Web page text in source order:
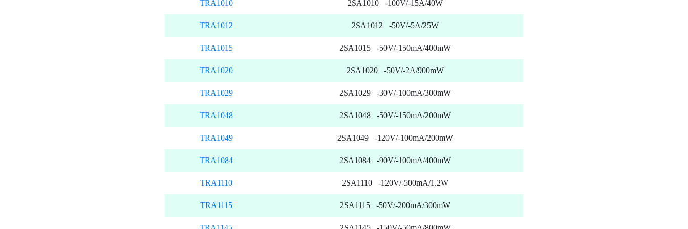
TRA1010 2SA1010 -100V/-15A/40W
TRA1012 2SA1012 -50V/-5A/25W
TRA1015 2SA1015 -50V/-150mA/400mW
TRA1020 2SA1020 -50V/-2A/900mW
TRA1029 2SA1029 -30V/-100mA/300mW
TRA1048 2SA1048 -50V/-150mA/200mW
TRA1049 2SA1049 -120V/-100mA/200mW
TRA1084 2SA1084 -90V/-100mA/400mW
TRA1110 2SA1110 -120V/-500mA/1.2W
TRA1115 2SA1115 -50V/-200mA/300mW